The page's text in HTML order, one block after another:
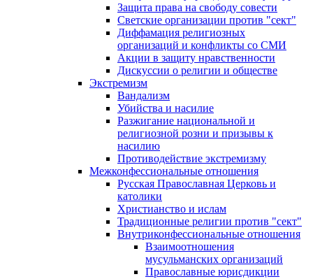
Защита права на свободу совести
Светские организации против "сект"
Диффамация религиозных
организаций и конфликты со СМИ
Акции в защиту нравственности
Дискуссии о религии и обществе
Экстремизм
Вандализм
Убийства и насилие
Разжигание национальной и
религиозной розни и призывы к
насилию
Противодействие экстремизму
Межконфессиональные отношения
Русская Православная Церковь и
католики
Христианство и ислам
Традиционные религии против "сект"
Внутриконфессиональные отношения
Взаимоотношения
мусульманских организаций
Православные юрисдикции